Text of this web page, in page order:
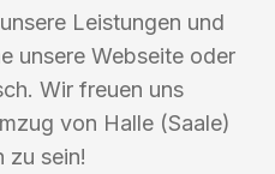
Leistungen und
unsere Webseite oder
Wir freuen uns
von Halle (Saale)
zu sein!